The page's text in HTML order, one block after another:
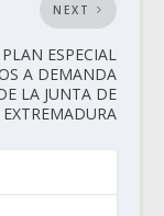
NEXT
PLAN ESPECIAL
A DEMANDA
LA JUNTA DE
EXTREMADURA